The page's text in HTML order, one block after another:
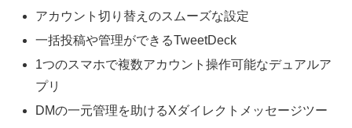
アカウント切り替えのスムーズな設定
一括投稿や管理ができるTweetDeck
1つのスマホで複数アカウント操作可能なデュアルア
プリ
DMの一元管理を助けるXダイレクトメッセージツー